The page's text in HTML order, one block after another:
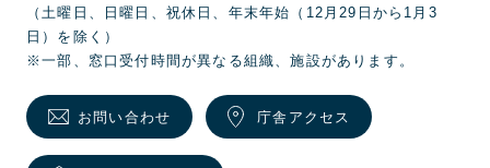
（土曜日、日曜日、祝休日、年末年始（12月29日から1月3
日）を除く）
※一部、窓口受付時間が異なる組織、施設があります。
お問い合わせ 庁舎アクセス